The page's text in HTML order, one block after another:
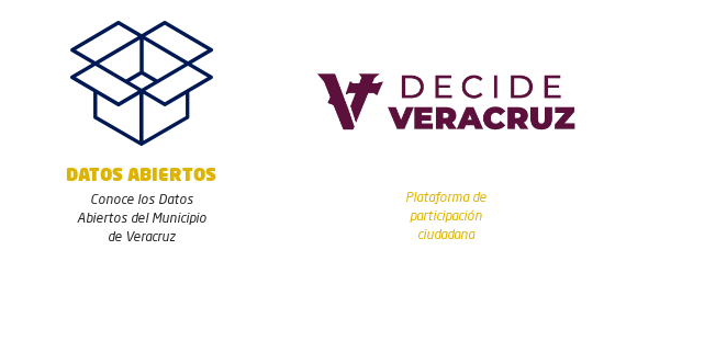
DATOS ABIERTOS
Conoce los Datos
Abiertos del Municipio
de Veracruz
Plataforma de
participación
ciudadana